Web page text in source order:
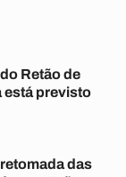
Retão de
está previsto
das